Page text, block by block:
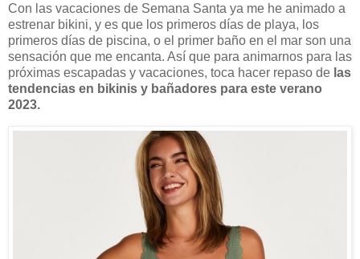
Con las vacaciones de Semana Santa ya me he animado a
estrenar bikini, y es que los primeros días de playa, los
primeros días de piscina, o el primer baño en el mar son una
sensación que me encanta. Así que para animarnos para las
próximas escapadas y vacaciones, toca hacer repaso de las
tendencias en bikinis y bañadores para este verano
2023.